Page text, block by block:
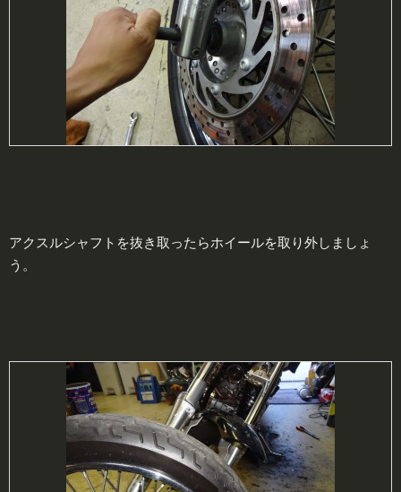
アクスルシャフトを抜き取ったらホイールを取り外しましょ
う。